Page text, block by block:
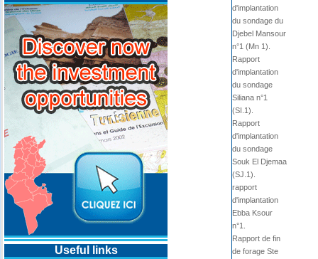
Useful links
d'implantation
du sondage du
Djebel Mansour
n°1 (Mn 1).
Rapport
d'implantation
du sondage
Siliana n°1
(SI.1).
Rapport
d'implantation
du sondage
Souk El Djemaa
(SJ.1).
rapport
d'implantation
Ebba Ksour
n°1.
Rapport de fin
de forage Ste